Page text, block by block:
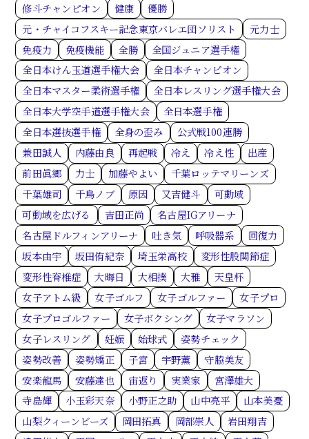
修斗チャンピオン
健康
優勝
元・チャイコフスキー記念東京バレエ団ソリスト
元力士
免疫力
免疫機能 全勝
全国ジュニア選手権
全日本けん玉道選手権大会
全日本チャンピオン
全日本マスター柔術選手権
全日本レスリング選手権大会
全日本大学空手道選手権大会
全日本選手権
全日本選抜選手権
全身の歪み
公式戦100連勝
兼田誠人
内藤由良 再起戦 冷え 冷え性
出産
前田眞郷
力士 加藤やよい
千葉ロッテマリーンズ
千葉雄司
千鳥ノブ 原因 又吉健斗
可動域
可動域を広げる
吉田正尚
名古屋IGアリーナ
名古屋ドルフィンアリーナ
吐き気 呼吸器系
回復力
坂本由宇
坂田侑紀奈 埼玉栄高校
変形性股関節症
変形性脊椎症
大晦日 大相撲 大雅
天皇杯
女子アトム級
女子ゴルフ 女子ゴルファー
女子プロ
女子プロゴルファー
女子ボクシング
女子マラソン
女子レスリング
妊娠 始球式
姿勢チェック
姿勢改善
姿勢矯正 子宮 宇野薫
守脇美友
安楽龍馬
安藤達也 宙返り 実業家
宮澤雄大
寺島輝
小玉彩天奈 小野正之助 山中亮平
山本美憂
山梨クィーンビーズ
岡田拓真 岡部崇人
岩田翔吉